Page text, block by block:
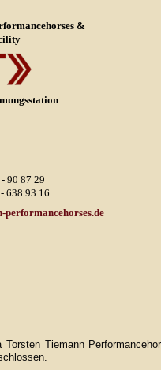
&
90 87 29
93 16
performancehorses.de
Tiemann